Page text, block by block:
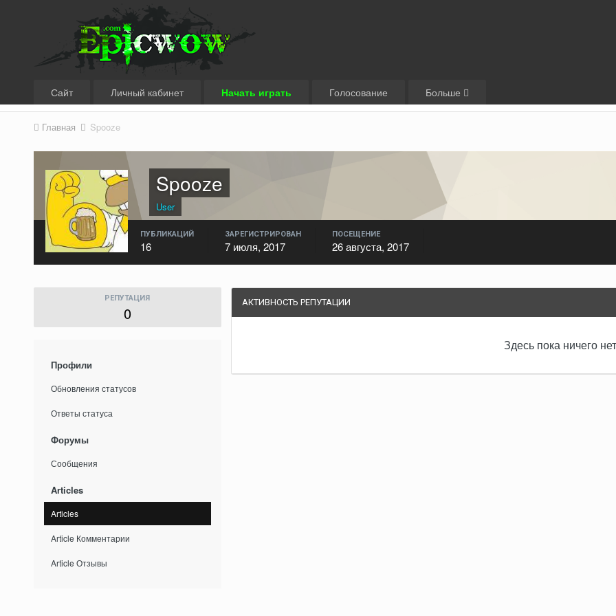
Сайт Личный кабинет Начать играть Голосование Больше
Главная Spooze
Spooze
User
ПУБЛИКАЦИЙ
16
ЗАРЕГИСТРИРОВАН
7 июля, 2017
ПОСЕЩЕНИЕ
26 августа, 2017
РЕПУТАЦИЯ
0
Профили
Обновления статусов
Ответы статуса
Форумы
Сообщения
Articles
Articles
Article Комментарии
Article Отзывы
АКТИВНОСТЬ РЕПУТАЦИИ
Здесь пока ничего